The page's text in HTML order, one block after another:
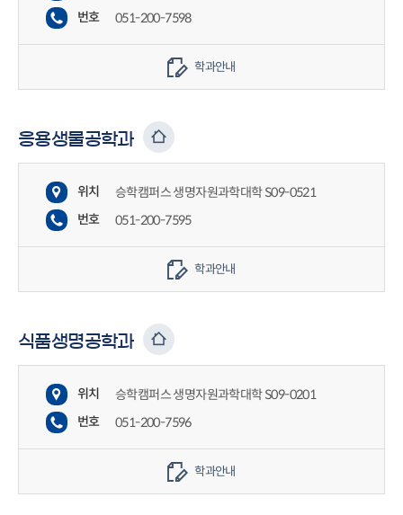
번호
051-200-7598
학과안내
응용생물공학과
위치
승학캠퍼스 생명자원과학대학 S09-0521
번호
051-200-7595
학과안내
식품생명공학과
위치
승학캠퍼스 생명자원과학대학 S09-0201
번호
051-200-7596
학과안내